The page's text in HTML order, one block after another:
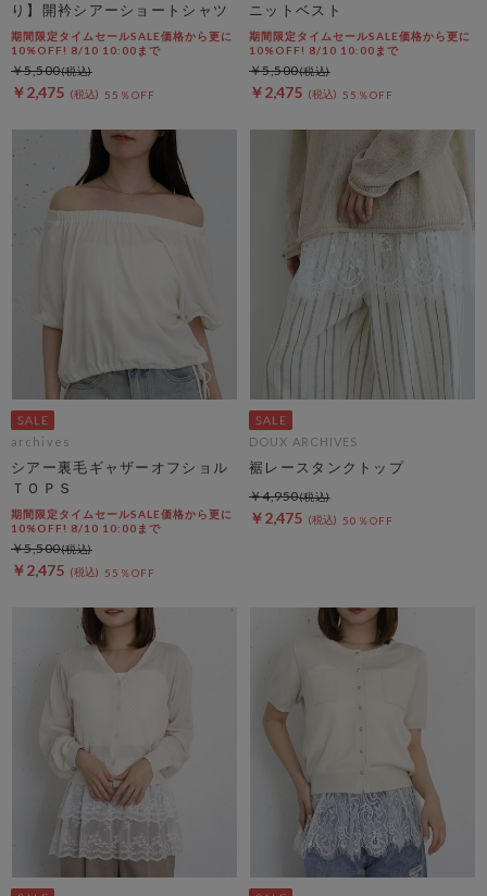
り】開衿シアーショートシャツ
期間限定タイムセールSALE価格から更に
10%OFF! 8/10 10:00まで
￥2,475 55％OFF
￥5,500
ニットベスト
期間限定タイムセールSALE価格から更に
10%OFF! 8/10 10:00まで
￥2,475 55％OFF
￥5,500
archives
シアー裏毛ギャザーオフショル
ＴＯＰＳ
期間限定タイムセールSALE価格から更に
10%OFF! 8/10 10:00まで
￥2,475 55％OFF
￥5,500
DOUX ARCHIVES
裾レースタンクトップ
￥2,475 50％OFF
￥4,950